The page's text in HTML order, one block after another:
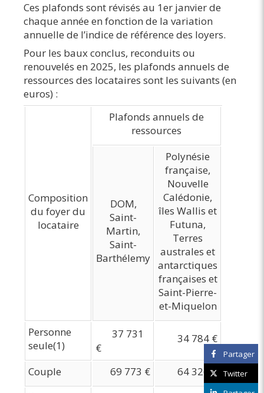
Ces plafonds sont révisés au 1er janvier de
chaque année en fonction de la variation
annuelle de l’indice de référence des loyers.
Pour les baux conclus, reconduits ou
renouvelés en 2025, les plafonds annuels de
ressources des locataires sont les suivants (en
euros) :
Composition
du foyer du
locataire
Plafonds annuels de
ressources
DOM,
Saint-
Martin,
Saint-
Barthélemy
Polynésie
française,
Nouvelle
Calédonie,
îles Wallis et
Futuna,
Terres
australes et
antarctiques
françaises et
Saint-Pierre-
et-Miquelon
Personne
seule(1)
37 731
€
34 784 €
Couple 69 773 €
64 326 €
Partager
Twitter